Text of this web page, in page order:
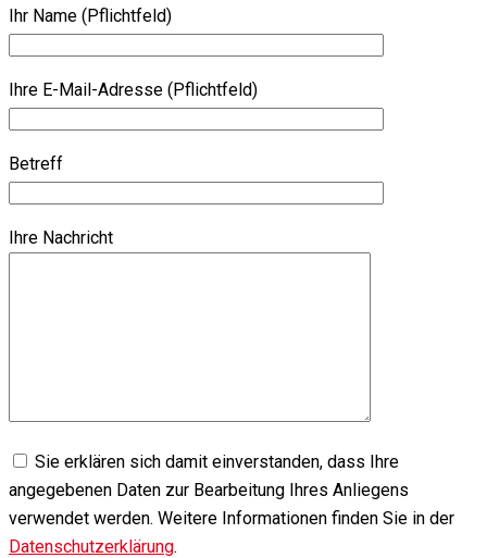
Ihr Name (Pflichtfeld)
Ihre E-Mail-Adresse (Pflichtfeld)
Betreff
Ihre Nachricht
Sie erklären sich damit einverstanden, dass Ihre
angegebenen Daten zur Bearbeitung Ihres Anliegens
verwendet werden. Weitere Informationen finden Sie in der
Datenschutzerklärung.